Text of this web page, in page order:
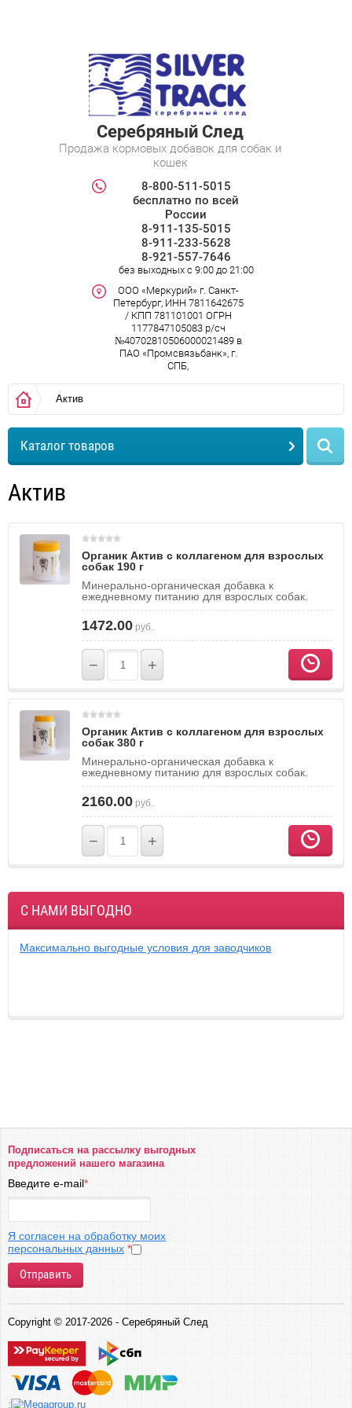
Серебряный След
Продажа кормовых добавок для собак и
кошек
8-800-511-5015
бесплатно по всей
России
8-911-135-5015
8-911-233-5628
8-921-557-7646
без выходных c 9:00 до 21:00
ООО «Меркурий» г. Санкт-
Петербург, ИНН 7811642675
/ КПП 781101001 ОГРН
1177847105083 р/сч
№40702810506000021489 в
ПАО «Промсвязьбанк», г.
СПБ,
Актив
Каталог товаров
Актив
Органик Актив с коллагеном для взрослых
собак 190 г
Минерально-органическая добавка к
ежедневному питанию для взрослых собак.
1472.00 руб.
− +
Органик Актив с коллагеном для взрослых
собак 380 г
Минерально-органическая добавка к
ежедневному питанию для взрослых собак.
2160.00 руб.
− +
С НАМИ ВЫГОДНО
Максимально выгодные условия для заводчиков
Подписаться на рассылку выгодных
предложений нашего магазина
Введите e-mail*
Я согласен на обработку моих
персональных данных *
Отправить
Copyright © 2017-2026 - Серебряный След
;